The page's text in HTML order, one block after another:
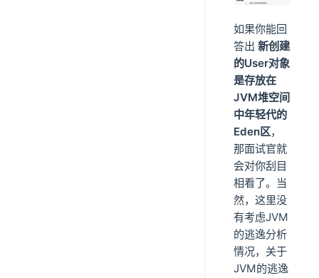
如果你能回
答出 新创建
的User对象
是存放在
JVM堆空间
中年轻代的
Eden区，
那面试官就
会对你刮目
相看了。当
然，这里没
有考虑JVM
的逃逸分析
情况，关于
JVM的逃逸